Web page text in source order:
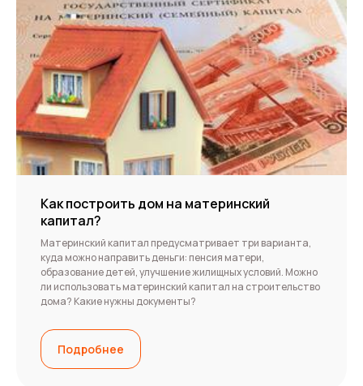
Как построить дом на материнский
капитал?
Материнский капитал предусматривает три варианта,
куда можно направить деньги: пенсия матери,
образование детей, улучшение жилищных условий. Можно
ли использовать материнский капитал на строительство
дома? Какие нужны документы?
Подробнее